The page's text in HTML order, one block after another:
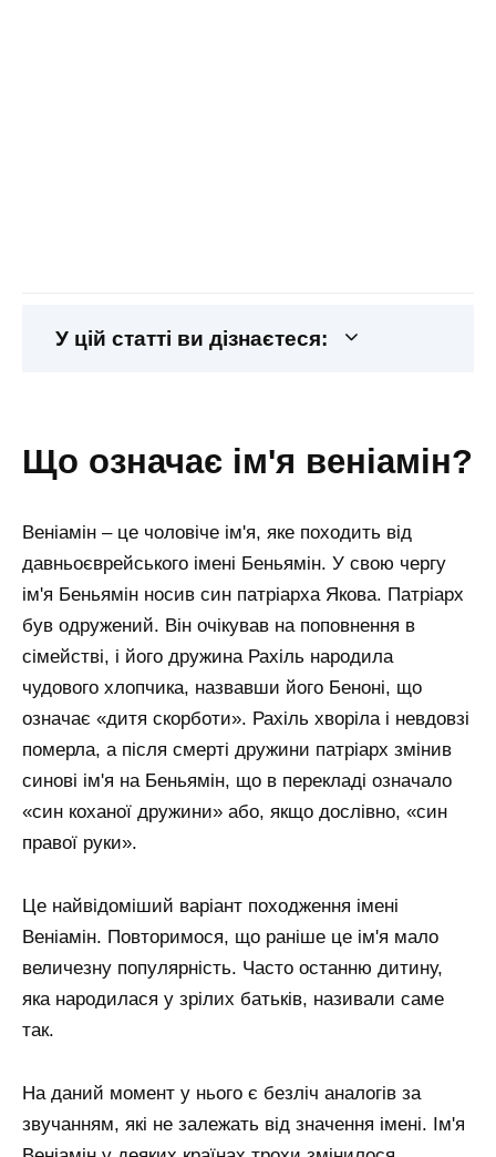
У цій статті ви дізнаєтеся:
що означає ім'я веніамін?
Веніамін – це чоловіче ім'я, яке походить від
давньоєврейського імені Беньямін. У свою чергу
ім'я Беньямін носив син патріарха Якова. Патріарх
був одружений. Він очікував на поповнення в
сімействі, і його дружина Рахіль народила
чудового хлопчика, назвавши його Беноні, що
означає «дитя скорботи». Рахіль хворіла і невдовзі
померла, а після смерті дружини патріарх змінив
синові ім'я на Беньямін, що в перекладі означало
«син коханої дружини» або, якщо дослівно, «син
правої руки».
Це найвідоміший варіант походження імені
Веніамін. Повторимося, що раніше це ім'я мало
величезну популярність. Часто останню дитину,
яка народилася у зрілих батьків, називали саме
так.
На даний момент у нього є безліч аналогів за
звучанням, які не залежать від значення імені. Ім'я